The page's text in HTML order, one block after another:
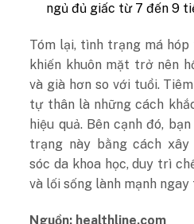
ngủ đủ giấc từ 7 đến 9
Tóm lại, tình trạng má
khiến khuôn mặt trở nên
và già hơn so với tuổi.
tự thân là những cách
hiệu quả. Bên cạnh đó,
trạng này bằng cách
sóc da khoa học, duy trì
và lối sống lành mạnh
Nguồn: healthline.com